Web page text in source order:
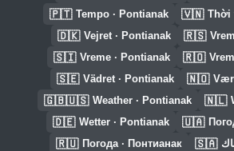
🇵🇹 Tempo · Pontianak 🇻🇳 Thời
🇩🇰 Vejret · Pontianak 🇷🇸
🇸🇮 Vreme · Pontianak 🇷🇴
🇸🇪 Vädret · Pontianak 🇳🇴
🇬🇧🇺🇸 Weather · Pontianak 🇳🇱
🇩🇪 Wetter · Pontianak 🇺🇦
🇷🇺 Погода · Понтианак 🇸🇦